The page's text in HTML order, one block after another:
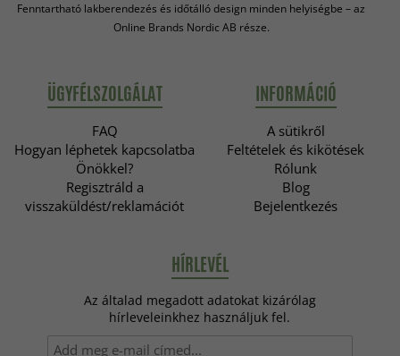
Fenntartható lakberendezés és időtálló design minden helyiségbe – az
Online Brands Nordic AB része.
ÜGYFÉLSZOLGÁLAT
FAQ
Hogyan léphetek kapcsolatba
Önökkel?
Regisztráld a
visszaküldést/reklamációt
INFORMÁCIÓ
A sütikről
Feltételek és kikötések
Rólunk
Blog
Bejelentkezés
HÍRLEVÉL
Az általad megadott adatokat kizárólag
hírleveleinkhez használjuk fel.